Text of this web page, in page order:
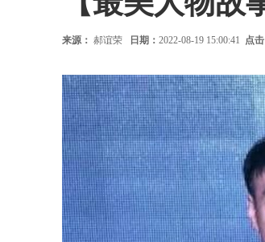
来源： 郝谊荣 日期： 2022-08-19 15:00:41 点击